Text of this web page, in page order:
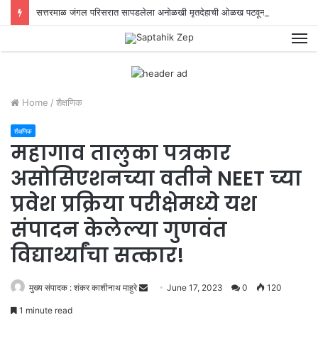
Home / शैक्षणिक
शैक्षणिक
महागाव तालुका पत्रकार
असोसिएशनच्या वतीने NEET च्या
प्रवेश प्रक्रिया परीक्षेमध्ये यश
संपादन केलेल्या गुणवंत
विद्यार्थ्यांचा सत्कार!
मुख्य संपादक : शंकर काशीनाथ माहुरे June 17, 2023 0 120
1 minute read